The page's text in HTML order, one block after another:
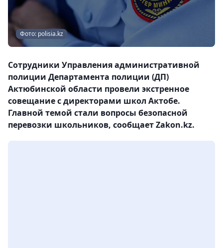
Фото: polisia.kz
Сотрудники Управления административной
полиции Департамента полиции (ДП)
Актюбинской области провели экстренное
совещание с директорами школ Актобе.
Главной темой стали вопросы безопасной
перевозки школьников, сообщает Zakon.kz.